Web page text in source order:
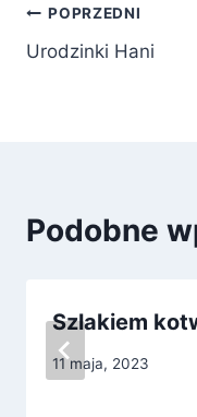
Nawigacja
wpisu
POPRZEDNI
Urodzinki Hani
Podobne
Szlakiem
11 maja, 2023